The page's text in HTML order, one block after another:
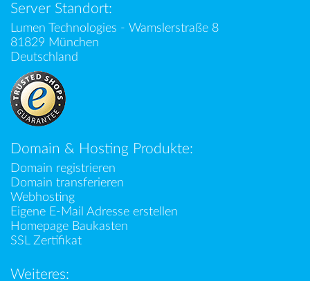
Server Standort:
Lumen Technologies - Wamslerstraße 8
81829 München
Deutschland
Domain & Hosting Produkte:
Domain registrieren
Domain transferieren
Webhosting
Eigene E-Mail Adresse erstellen
Homepage Baukasten
SSL Zertifikat
Weiteres: